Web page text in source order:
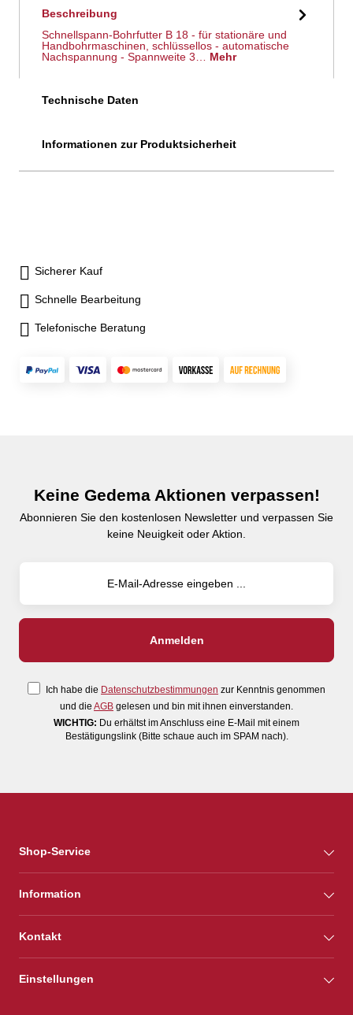
Beschreibung
Schnellspann-Bohrfutter B 18 - für stationäre und
Handbohrmaschinen, schlüssellos - automatische
Nachspannung - Spannweite 3… Mehr
Technische Daten
Informationen zur Produktsicherheit
Sicherer Kauf
Schnelle Bearbeitung
Telefonische Beratung
Keine Gedema Aktionen verpassen!
Abonnieren Sie den kostenlosen Newsletter und verpassen Sie
keine Neuigkeit oder Aktion.
Ich habe die Datenschutzbestimmungen zur Kenntnis genommen
und die AGB gelesen und bin mit ihnen einverstanden.
WICHTIG: Du erhältst im Anschluss eine E-Mail mit einem
Bestätigungslink (Bitte schaue auch im SPAM nach).
Shop-Service
Information
Kontakt
Einstellungen